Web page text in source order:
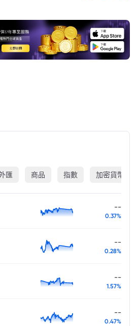
匯 商品 指數 加密貨幣
--
0.37%
--
0.28%
--
1.57%
--
0.47%